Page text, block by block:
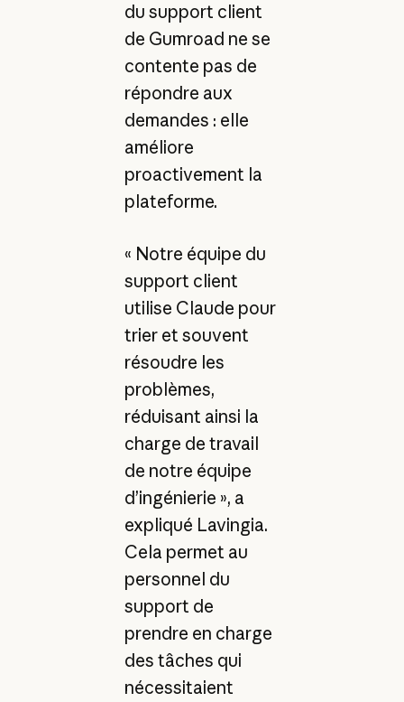
du support client
de Gumroad ne se
contente pas de
répondre aux
demandes : elle
améliore
proactivement la
plateforme.
« Notre équipe du
support client
utilise Claude pour
trier et souvent
résoudre les
problèmes,
réduisant ainsi la
charge de travail
de notre équipe
d’ingénierie », a
expliqué Lavingia.
Cela permet au
personnel du
support de
prendre en charge
des tâches qui
nécessitaient